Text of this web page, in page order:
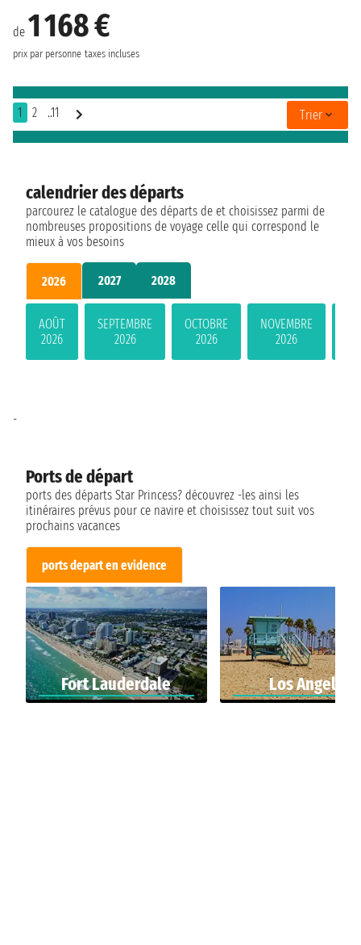
de 1 168 €
prix par personne taxes incluses
1 2 ..11 Trier
calendrier des départs
parcourez le catalogue des départs de et choisissez parmi de
nombreuses propositions de voyage celle qui correspond le
mieux à vos besoins
2026 2027 2028
AOÛT
2026
SEPTEMBRE
2026
OCTOBRE
2026
NOVEMBRE
2026
Ports de départ
ports des départs Star Princess? découvrez -les ainsi les
itinéraires prévus pour ce navire et choisissez tout suit vos
prochains vacances
ports depart en evidence
Fort Lauderdale Los Angeles
-